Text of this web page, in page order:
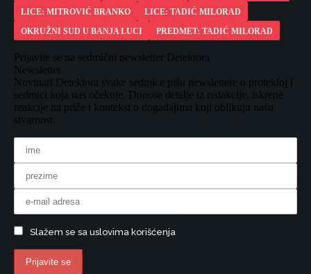
LICE: MITROVIĆ BRANKO
LICE: TADIĆ MILORAD
OKRUŽNI SUD U BANJA LUCI
PREDMET: TADIĆ MILORAD
Prijavite se na sedmični newsletter Detektora
Newsletter
Novinari Detektora svake sedmice pišu newslettere o protekloj i
sedmici koja nas očekuje. Donose detalje iz redakcije, iskrene
reakcije na priče i kontekst o događajima koji oblikuju našu
stvarnost.
Slažem se sa uslovima korišćenja